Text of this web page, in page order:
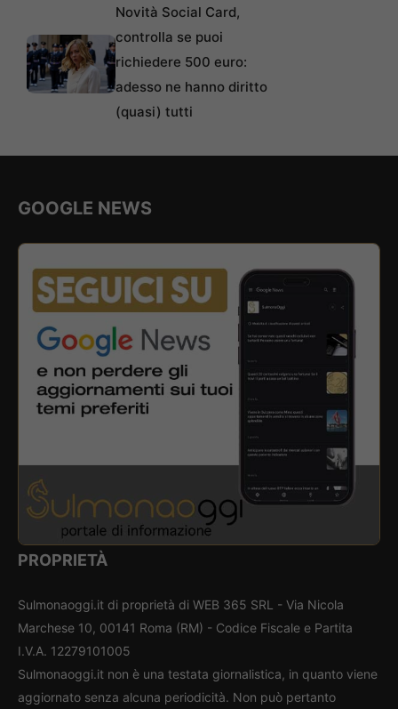
Novità Social Card,
controlla se puoi
richiedere 500 euro:
adesso ne hanno diritto
(quasi) tutti
GOOGLE NEWS
PROPRIETÀ
Sulmonaoggi.it di proprietà di WEB 365 SRL - Via Nicola
Marchese 10, 00141 Roma (RM) - Codice Fiscale e Partita
I.V.A. 12279101005
Sulmonaoggi.it non è una testata giornalistica, in quanto viene
aggiornato senza alcuna periodicità. Non può pertanto